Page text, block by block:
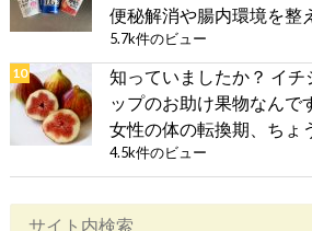
便秘解消や腸内環境を整
5.7k件のビュー
知っていましたか？ イ
ップのお助け果物なんで
女性の体の転換期、ちょ
4.5k件のビュー